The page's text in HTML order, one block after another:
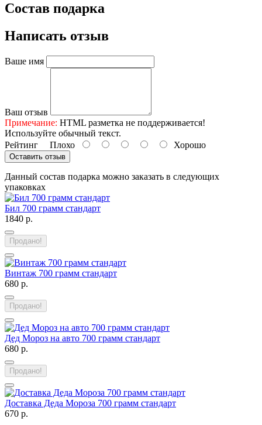
Состав подарка
Написать отзыв
Ваше имя
Ваш отзыв
Примечание: HTML разметка не поддерживается!
Используйте обычный текст.
Рейтинг Плохо Хорошо
Оставить отзыв
Данный состав подарка можно заказать в следующих
упаковках
Бил 700 грамм стандарт
1840 р.
Продано!
Винтаж 700 грамм стандарт
680 р.
Продано!
Дед Мороз на авто 700 грамм стандарт
680 р.
Продано!
Доставка Деда Мороза 700 грамм стандарт
670 р.